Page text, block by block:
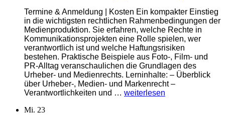
Termine & Anmeldung | Kosten Ein kompakter Einstieg
in die wichtigsten rechtlichen Rahmenbedingungen der
Medienproduktion. Sie erfahren, welche Rechte in
Kommunikationsprojekten eine Rolle spielen, wer
verantwortlich ist und welche Haftungsrisiken
bestehen. Praktische Beispiele aus Foto-, Film- und
PR-Alltag veranschaulichen die Grundlagen des
Urheber- und Medienrechts. Lerninhalte: – Überblick
über Urheber-, Medien- und Markenrecht –
Verantwortlichkeiten und … „Rechtliche
weiterlesen
Mi. 23